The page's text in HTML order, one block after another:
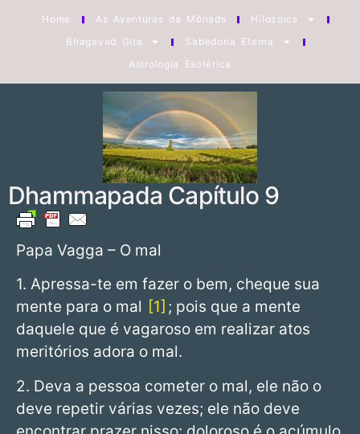
Home As Aventuras da Mônads
Hilozoics
Bhagavad Gita
Sabedoria Eterna
Astrologia Esotérica
Dhammapada Capítulo 9
Papa Vagga – O mal
1. Apressa-te em fazer o bem, cheque sua
mente para o mal
1 ; pois que a mente
daquele que é vagaroso em realizar atos
meritórios adora o mal.
2. Deva a pessoa cometer o mal, ele não o
deve repetir várias vezes; ele não deve